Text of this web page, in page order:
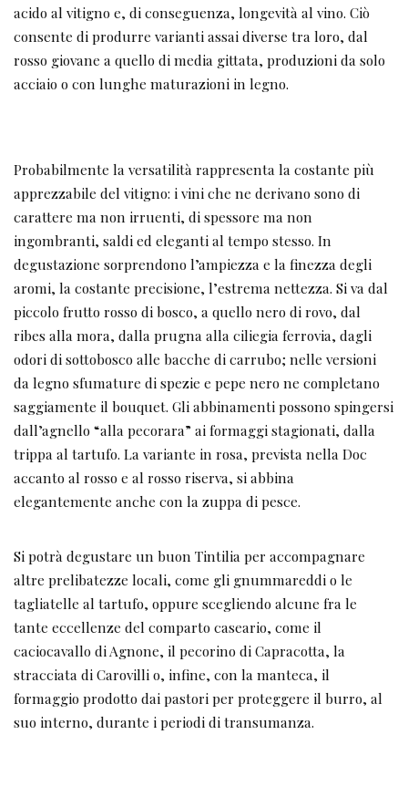
acido al vitigno e, di conseguenza, longevità al vino. Ciò
consente di produrre varianti assai diverse tra loro, dal
rosso giovane a quello di media gittata, produzioni da solo
acciaio o con lunghe maturazioni in legno.
Probabilmente la versatilità rappresenta la costante più
apprezzabile del vitigno: i vini che ne derivano sono di
carattere ma non irruenti, di spessore ma non
ingombranti, saldi ed eleganti al tempo stesso. In
degustazione sorprendono l’ampiezza e la finezza degli
aromi, la costante precisione, l’estrema nettezza. Si va dal
piccolo frutto rosso di bosco, a quello nero di rovo, dal
ribes alla mora, dalla prugna alla ciliegia ferrovia, dagli
odori di sottobosco alle bacche di carrubo; nelle versioni
da legno sfumature di spezie e pepe nero ne completano
saggiamente il bouquet. Gli abbinamenti possono spingersi
dall’agnello “alla pecorara” ai formaggi stagionati, dalla
trippa al tartufo. La variante in rosa, prevista nella Doc
accanto al rosso e al rosso riserva, si abbina
elegantemente anche con la zuppa di pesce.
Si potrà degustare un buon Tintilia per accompagnare
altre prelibatezze locali, come gli gnummareddi o le
tagliatelle al tartufo, oppure scegliendo alcune fra le
tante eccellenze del comparto caseario, come il
caciocavallo di Agnone, il pecorino di Capracotta, la
stracciata di Carovilli o, infine, con la manteca, il
formaggio prodotto dai pastori per proteggere il burro, al
suo interno, durante i periodi di transumanza.